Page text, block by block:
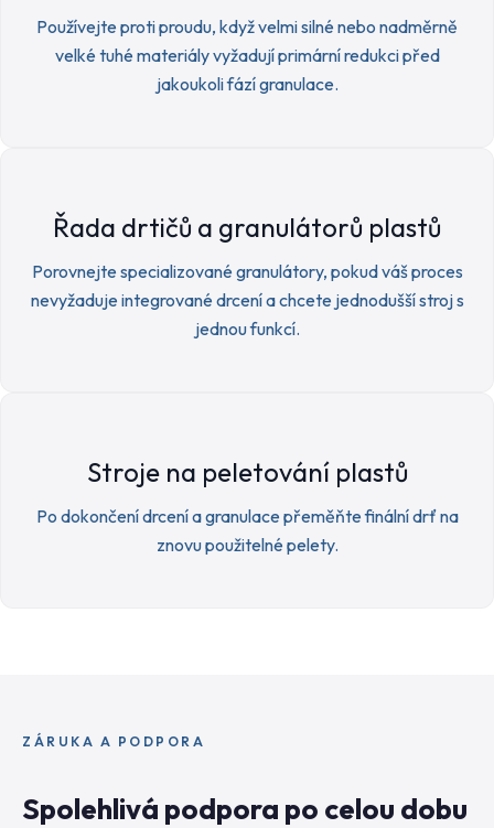
Používejte proti proudu, když velmi silné nebo nadměrně
velké tuhé materiály vyžadují primární redukci před
jakoukoli fází granulace.
Řada drtičů a granulátorů plastů
Porovnejte specializované granulátory, pokud váš proces
nevyžaduje integrované drcení a chcete jednodušší stroj s
jednou funkcí.
Stroje na peletování plastů
Po dokončení drcení a granulace přeměňte finální drť na
znovu použitelné pelety.
ZÁRUKA A PODPORA
Spolehlivá podpora po celou dobu